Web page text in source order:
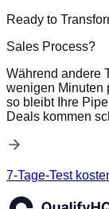
Ready to
Sales Process?
Während andere
wenigen Minuten
so bleibt Ihre
Deals kommen
7-Tage-Test